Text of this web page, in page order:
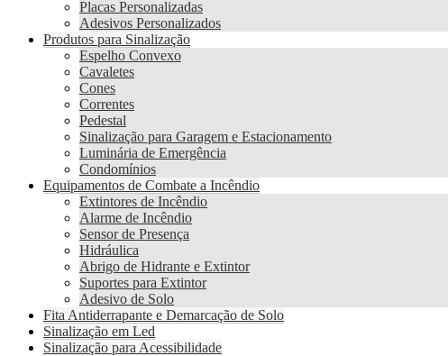
Placas Personalizadas
Adesivos Personalizados
Produtos para Sinalização
Espelho Convexo
Cavaletes
Cones
Correntes
Pedestal
Sinalização para Garagem e Estacionamento
Luminária de Emergência
Condomínios
Equipamentos de Combate a Incêndio
Extintores de Incêndio
Alarme de Incêndio
Sensor de Presença
Hidráulica
Abrigo de Hidrante e Extintor
Suportes para Extintor
Adesivo de Solo
Fita Antiderrapante e Demarcação de Solo
Sinalização em Led
Sinalização para Acessibilidade